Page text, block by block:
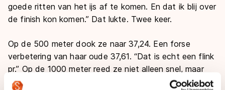
goede ritten van het ijs af te komen. En dat ik blij over
de finish kon komen.” Dat lukte. Twee keer.
Op de 500 meter dook ze naar 37,24. Een forse
verbetering van haar oude 37,61. “Dat is echt een flink
pr.” Op de 1000 meter reed ze niet alleen snel, maar
ook gecontroleerd. Voor het eerst in lange tijd had ze